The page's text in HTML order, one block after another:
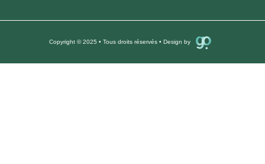
Copyright © 2025 • Tous droits réservés • Design by